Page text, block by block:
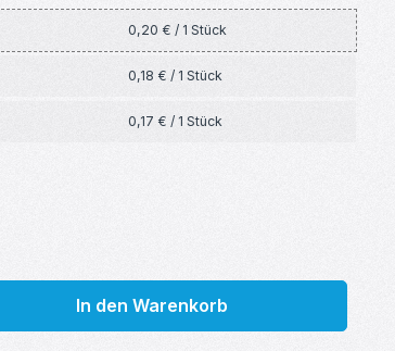
0,20 € / 1 Stück
0,18 € / 1 Stück
0,17 € / 1 Stück
Wert ein oder
In den Warenkorb